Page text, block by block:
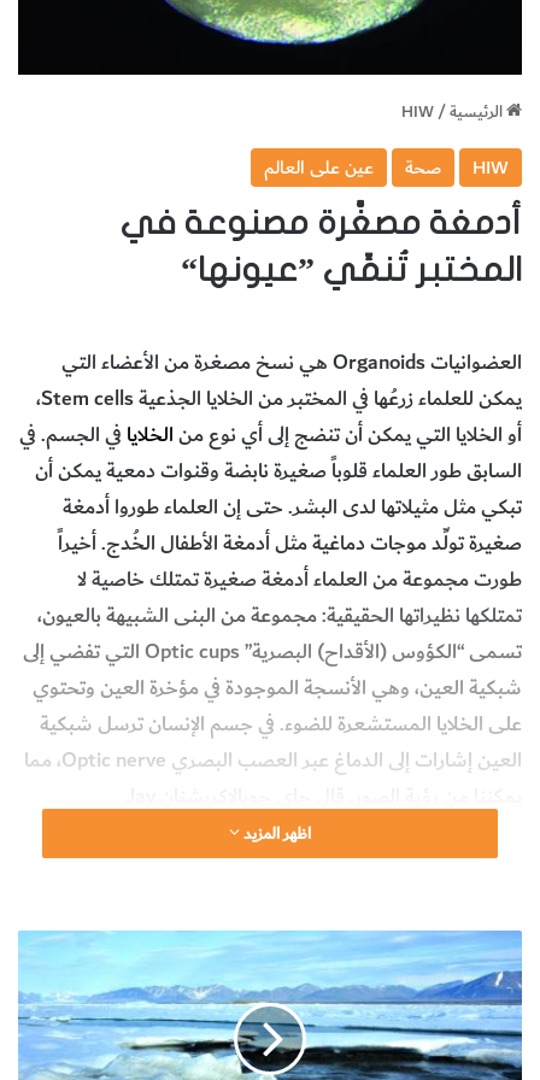
الرئيسية/
HIW
HIW صحة عين على العالم
أدمغة مصغَّرة مصنوعة في
المختبر تُنمِّي ”عيونها“
العضوانيات Organoids هي نسخ مصغرة من الأعضاء التي
يمكن للعلماء زرعُها في المختبر من الخلايا الجذعية Stem cells،
أو الخلايا التي يمكن أن تنضج إلى أي نوع منالخلايا في الجسم. في
السابق طور العلماء قلوباً صغيرة نابضة وقنوات دمعية يمكن أن
تبكي مثل مثيلاتها لدى البشر. حتى إن العلماء طوروا أدمغة
صغيرة تولِّد موجات دماغية مثل أدمغة الأطفال الخُدج. أخيراً
طورت مجموعة من العلماء أدمغة صغيرة تمتلك خاصية لا
تمتلكها نظيراتها الحقيقية: مجموعة من البنى الشبيهة بالعيون،
تسمى “الكؤوس (الأقداح) البصرية” Optic cups التي تفضي إلى
شبكية العين، وهي الأنسجة الموجودة في مؤخرة العين وتحتوي
على الخلايا المستشعرة للضوء. في جسم الإنسان ترسل شبكية
العين إشارات إلى الدماغ عبر العصب البصري Optic nerve، مما
Gopalakrishnan، الباحث في مستشفى جامعة دوسلدورف: “في
دماغ الثدييات، تتواصل الألياف العصبية لخلايا العقدة الشبكية
المختبر”. في السابق زرع الباحثون كؤوسا بصرية بشكل فردي في
المختبرات، لكن هذه هي الدراسة الأولى التي دمجت الكؤوس
البصرية في العضوانيات الدماغية.
اظهر المزيد
ا
ك
ت
ش
ا
ف